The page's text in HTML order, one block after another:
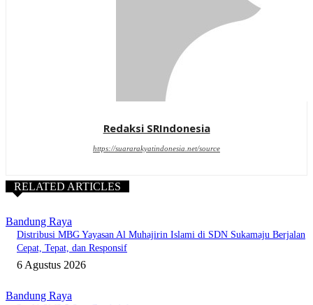
Redaksi SRIndonesia
https://suararakyatindonesia.net/source
RELATED ARTICLES
Bandung Raya
Distribusi MBG Yayasan Al Muhajirin Islami di SDN Sukamaju Berjalan
Cepat, Tepat, dan Responsif
6 Agustus 2026
Bandung Raya